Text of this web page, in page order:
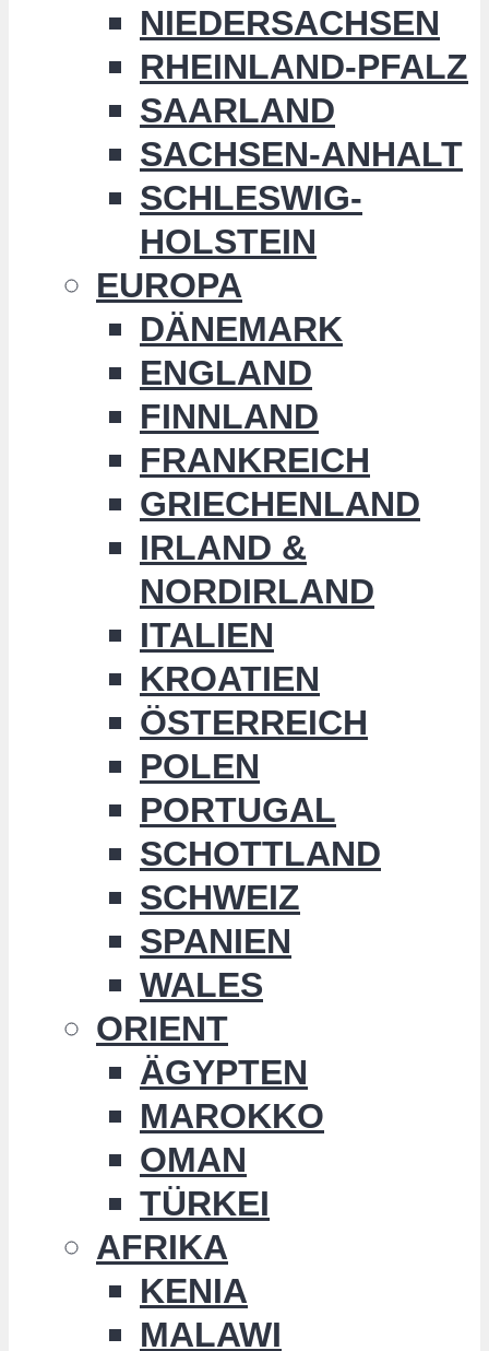
NIEDERSACHSEN
RHEINLAND-PFALZ
SAARLAND
SACHSEN-ANHALT
SCHLESWIG-
HOLSTEIN
EUROPA
DÄNEMARK
ENGLAND
FINNLAND
FRANKREICH
GRIECHENLAND
IRLAND &
NORDIRLAND
ITALIEN
KROATIEN
ÖSTERREICH
POLEN
PORTUGAL
SCHOTTLAND
SCHWEIZ
SPANIEN
WALES
ORIENT
ÄGYPTEN
MAROKKO
OMAN
TÜRKEI
AFRIKA
KENIA
MALAWI